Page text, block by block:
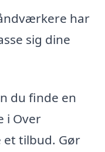
har
sig dine
du finde en
i Over
tilbud. Gør